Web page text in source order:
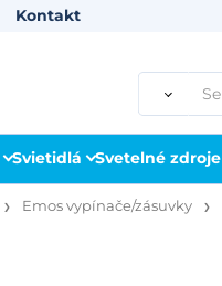
Kontakt
Svietidlá Svetelné zdroje
Emos vypínače/zásuvky